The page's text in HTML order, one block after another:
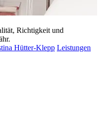
Richtigkeit und
Hütter-Klepp Leistungen